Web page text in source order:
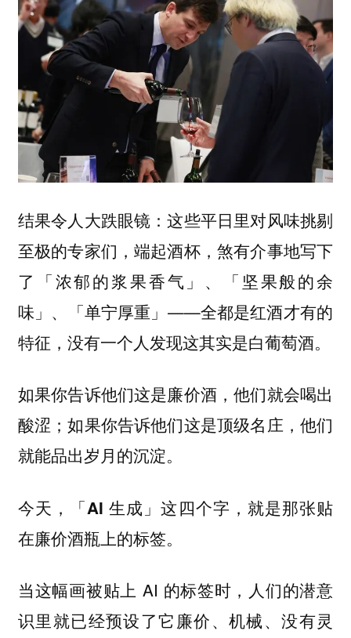
结果令人大跌眼镜：这些平日里对风味挑剔
至极的专家们，端起酒杯，煞有介事地写下
了「浓郁的浆果香气」、「坚果般的余
味」、「单宁厚重」——全都是红酒才有的
特征，没有一个人发现这其实是白葡萄酒。
如果你告诉他们这是廉价酒，他们就会喝出
酸涩；如果你告诉他们这是顶级名庄，他们
就能品出岁月的沉淀。
今天，「AI 生成」这四个字，就是那张贴
在廉价酒瓶上的标签。
当这幅画被贴上 AI 的标签时，人们的潜意
识里就已经预设了它廉价、机械、没有灵